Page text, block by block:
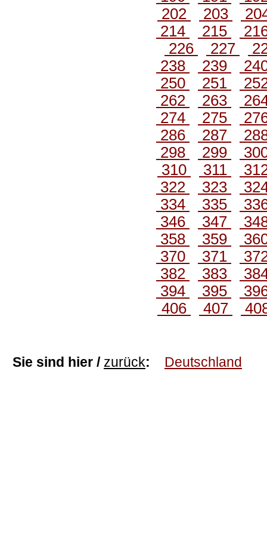
202
203
214
215
226
227
238
239
250
251
262
263
274
275
286
287
298
299
310
311
322
323
334
335
346
347
358
359
370
371
382
383
394
395
406
407
Sie sind hier / zurück: Deutschland